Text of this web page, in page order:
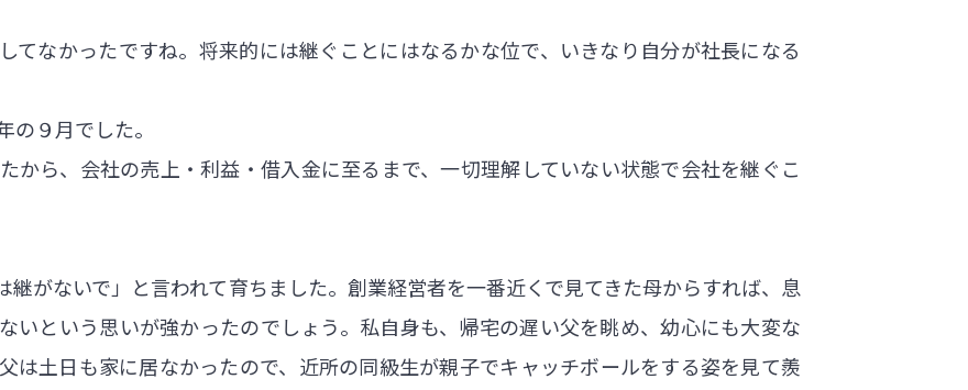
てなかったですね。将来的には継ぐことにはなるかな位で、いきなり自分が社長になる
９月でした。
から、会社の売上・利益・借入金に至るまで、一切理解していない状態で会社を継ぐこ
がないで」と言われて育ちました。創業経営者を一番近くで見てきた母からすれば、息
いという思いが強かったのでしょう。私自身も、帰宅の遅い父を眺め、幼心にも大変な
は土日も家に居なかったので、近所の同級生が親子でキャッチボールをする姿を見て羨